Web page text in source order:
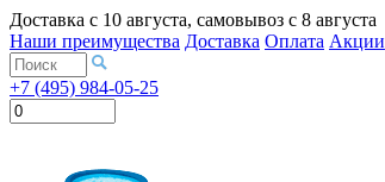
Доставка с 10 августа, самовывоз с 8 августа
Наши преимущества Доставка Оплата Акции
+7 (495) 984-05-25